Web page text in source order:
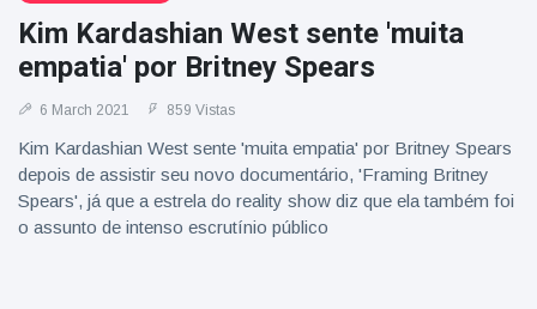
Kim Kardashian West sente 'muita
empatia' por Britney Spears
6 March 2021 859 Vistas
Kim Kardashian West sente 'muita empatia' por Britney Spears
depois de assistir seu novo documentário, 'Framing Britney
Spears', já que a estrela do reality show diz que ela também foi
o assunto de intenso escrutínio público